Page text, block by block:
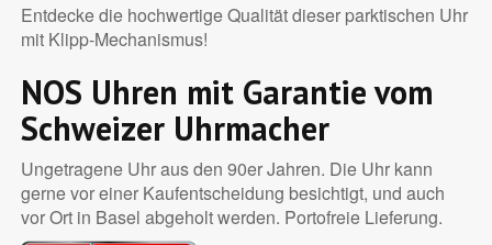
Entdecke die hochwertige Qualität dieser parktischen Uhr
mit Klipp-Mechanismus!
NOS Uhren mit Garantie vom
Schweizer Uhrmacher
Ungetragene Uhr aus den 90er Jahren. Die Uhr kann
gerne vor einer Kaufentscheidung besichtigt, und auch
vor Ort in Basel abgeholt werden. Portofreie Lieferung.